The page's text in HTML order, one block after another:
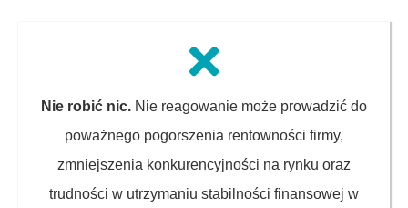
Nie robić nic. Nie reagowanie może prowadzić do
poważnego pogorszenia rentowności firmy,
zmniejszenia konkurencyjności na rynku oraz
trudności w utrzymaniu stabilności finansowej w